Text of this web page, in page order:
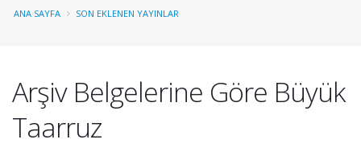
ANA SAYFA SON EKLENEN YAYINLAR
Arşiv Belgelerine Göre Büyük
Taarruz